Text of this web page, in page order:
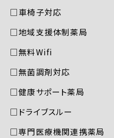
□車椅子対応
□地域支援体制薬局
□無料Wifi
□無菌調剤対応
□健康サポート薬局
□ドライブスルー
□専門医療機関連携薬局